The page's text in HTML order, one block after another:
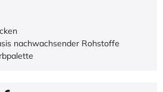
nachwachsender Rohstoffe